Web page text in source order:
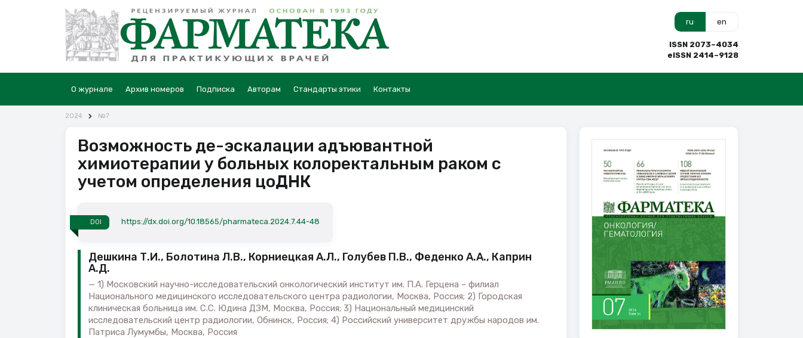
ru en
ISSN 2073–4034
eISSN 2414–9128
О журнале Архив номеров Подписка Авторам Стандарты этики Контакты
2024 №7
Возможность де-эскалации адъювантной
химиотерапии у больных колоректальным раком с
учетом определения цоДНК
DOI https://dx.doi.org/10.18565/pharmateca.2024.7.44-48
Дешкина Т.И., Болотина Л.В., Корниецкая А.Л., Голубев П.В., Феденко А.А., Каприн
А.Д.
1) Московский научно-исследовательский онкологический институт им. П.А. Герцена – филиал
Национального медицинского исследовательского центра радиологии, Москва, Россия; 2) Городская
клиническая больница им. С.С. Юдина ДЗМ, Москва, Россия; 3) Национальный медицинский
исследовательский центр радиологии, Обнинск, Россия; 4) Российский университет дружбы народов им.
Патриса Лумумбы, Москва, Россия